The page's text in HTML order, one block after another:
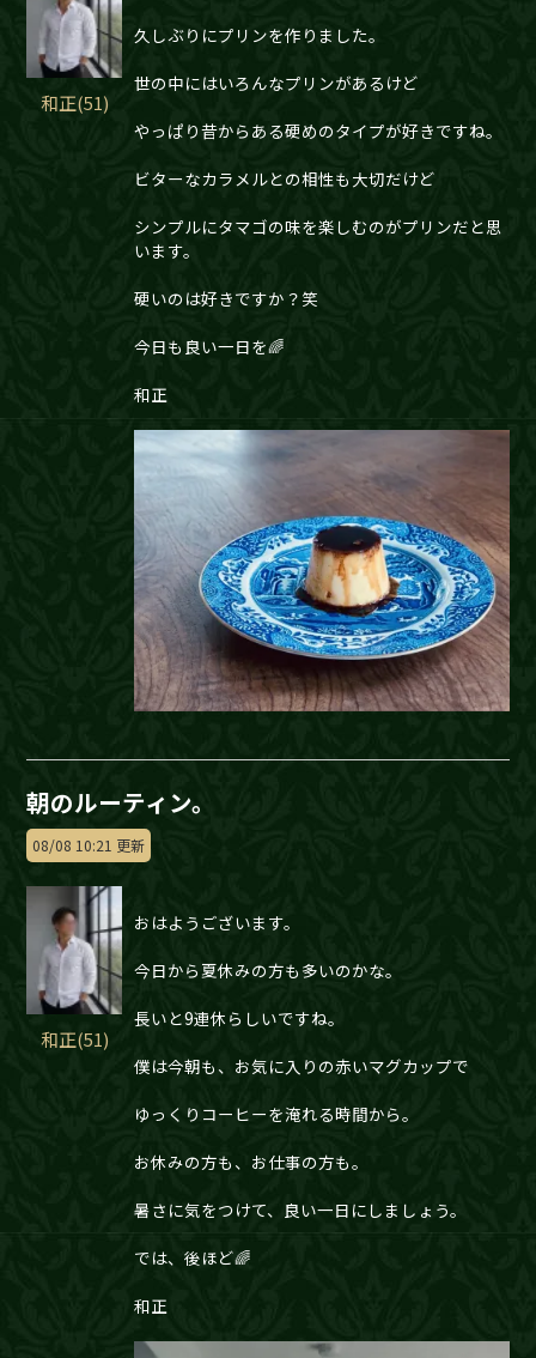
和正(51)
久しぶりにプリンを作りました。
世の中にはいろんなプリンがあるけど
やっぱり昔からある硬めのタイプが好きですね。
ビターなカラメルとの相性も大切だけど
シンプルにタマゴの味を楽しむのがプリンだと思
います。
硬いのは好きですか？笑
今日も良い一日を🌈
和正
朝のルーティン。
08/08 10:21 更新
和正(51)
おはようございます。
今日から夏休みの方も多いのかな。
長いと9連休らしいですね。
僕は今朝も、お気に入りの赤いマグカップで
ゆっくりコーヒーを淹れる時間から。
お休みの方も、お仕事の方も。
暑さに気をつけて、良い一日にしましょう。
では、後ほど🌈
和正